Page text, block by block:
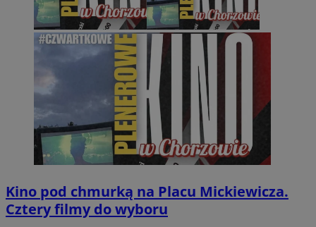
Kino pod chmurką na Placu Mickiewicza.
Cztery filmy do wyboru